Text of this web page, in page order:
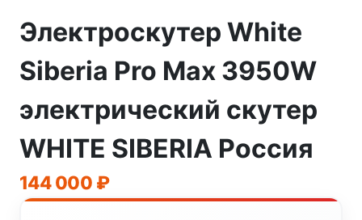
Электроскутер White
Siberia Pro Max 3950W
электрический скутер
WHITE SIBERIA Россия
144 000 ₽